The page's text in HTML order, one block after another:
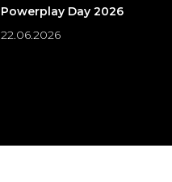
Powerplay Day 2026
22.06.2026